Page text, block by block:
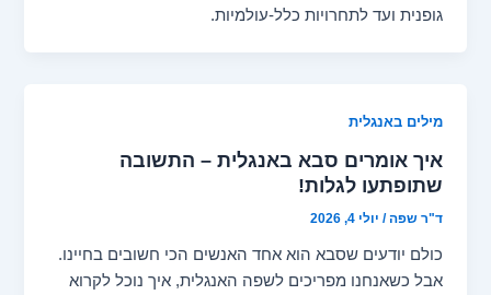
גופנית ועד לתחרויות כלל-עולמיות.
מילים באנגלית
איך אומרים סבא באנגלית – התשובה
שתופתעו לגלות!
ד"ר שפה/ יולי 4, 2026
כולם יודעים שסבא הוא אחד האנשים הכי חשובים בחיינו.
אבל כשאנחנו מפריכים לשפה האנגלית, איך נוכל לקרוא